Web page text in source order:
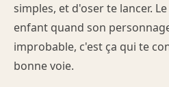
simples, et d'oser te lancer.
enfant quand son
improbable, c'est ça qui te
bonne voie.